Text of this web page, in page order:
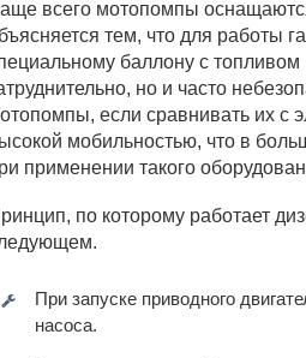
всего мотопомпы
тем, что для работы
баллону с топливом
но и часто
если сравнивать их с
мобильностью, что в
применении такого
по которому работает
При запуске приводного
насоса.